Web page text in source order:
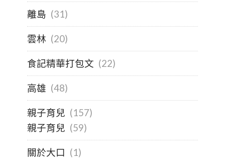
離島 (31)
雲林 (20)
食記精華打包文 (22)
高雄 (48)
親子育兒 (157)
親子育兒 (59)
關於大口 (1)